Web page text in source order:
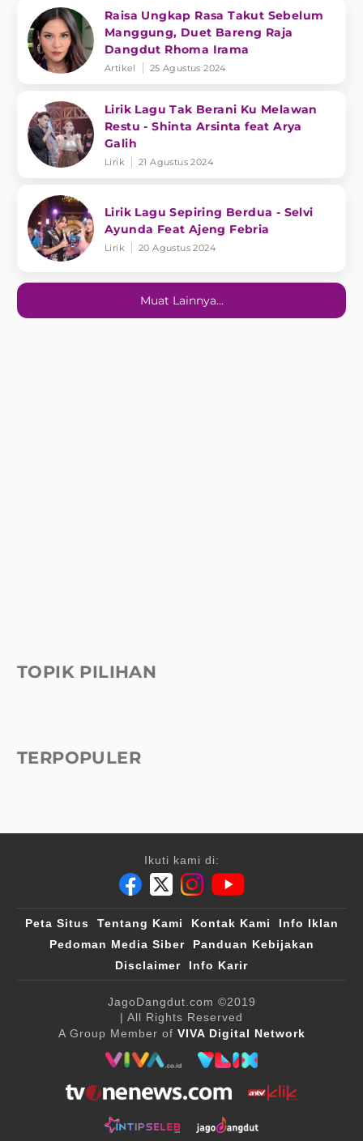
Raisa Ungkap Rasa Takut Sebelum
Manggung, Duet Bareng Raja
Dangdut Rhoma Irama
Artikel 25 Agustus 2024
Lirik Lagu Tak Berani Ku Melawan
Restu - Shinta Arsinta feat Arya
Galih
Lirik 21 Agustus 2024
Lirik Lagu Sepiring Berdua - Selvi
Ayunda Feat Ajeng Febria
Lirik 20 Agustus 2024
Muat Lainnya...
TOPIK PILIHAN
TERPOPULER
Ikuti kami di:
Peta Situs Tentang Kami Kontak Kami
Info Iklan
Pedoman Media Siber
Panduan Kebijakan
Disclaimer
Info Karir
JagoDangdut.com ©2019
| All Rights Reserved
A Group Member of VIVA Digital Network